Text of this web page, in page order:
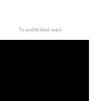
Tu publicidad aquí